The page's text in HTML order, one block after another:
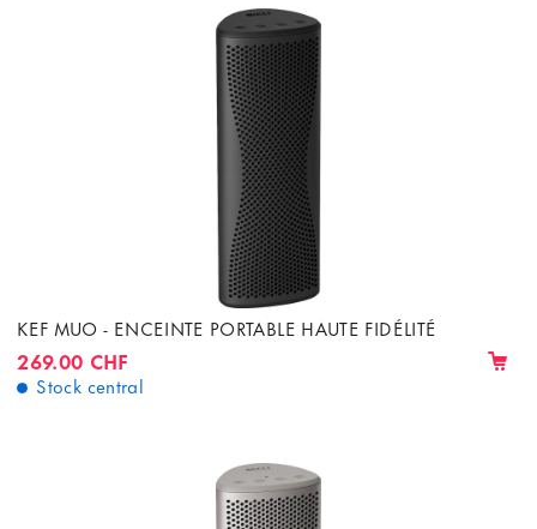
KEF MUO - ENCEINTE PORTABLE HAUTE FIDÉLITÉ
269.00 CHF
Stock central